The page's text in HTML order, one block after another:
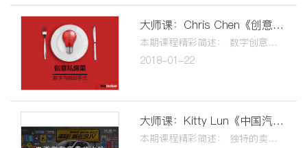
大师课：Chris Chen《创意私房菜》
本期课程精彩简述： 数字创意的危机感！ 乡村往城市逆袭！ 需要接地气！ 社交媒体越来越快闪！ 以后所有的广告都需要娱乐性！
2018-01-22
大师课：Kitty Lun《中国汽车广告分水岭》
本期课程精彩简述： 独特的卖点，独特的消费者承诺！ 不传统不迂腐的思维做汽车广告！ 汽车广告是可以不长一个样，但不是为了不一样而不一样! 有底气，有洞察，言之有物！ 接地气，动人心，懂得现在，展望未来！